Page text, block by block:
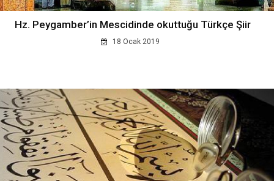
Hz. Peygamber’in Mescidinde okuttuğu Türkçe Şiir
18 Ocak 2019